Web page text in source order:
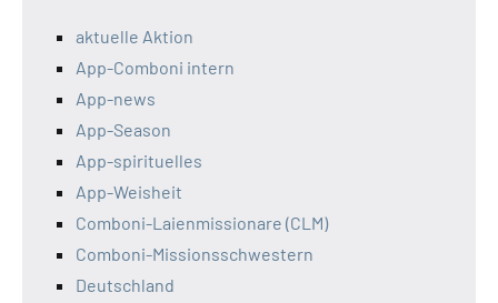
aktuelle Aktion
App-Comboni intern
App-news
App-Season
App-spirituelles
App-Weisheit
Comboni-Laienmissionare (CLM)
Comboni-Missionsschwestern
Deutschland